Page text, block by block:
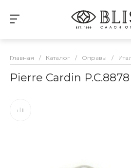
Главная / Каталог / Оправы /
Pierre Cardin